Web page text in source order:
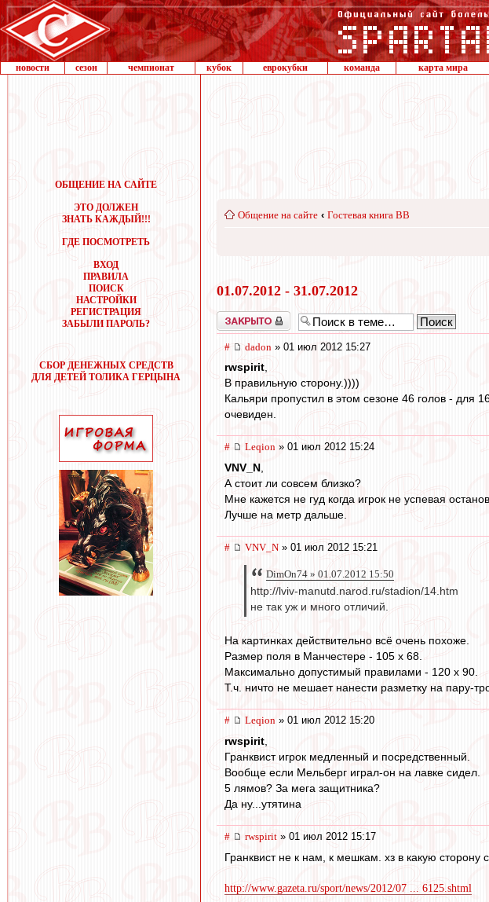
новости сезон чемпионат кубок еврокубки команда карта мира
ОБЩЕНИЕ НА САЙТЕ
ЭТО ДОЛЖЕН
ЗНАТЬ КАЖДЫЙ!!!
ГДЕ ПОСМОТРЕТЬ
ВХОД
ПРАВИЛА
ПОИСК
НАСТРОЙКИ
РЕГИСТРАЦИЯ
ЗАБЫЛИ ПАРОЛЬ?
СБОР ДЕНЕЖНЫХ СРЕДСТВ
ДЛЯ ДЕТЕЙ ТОЛИКА ГЕРЦЫНА
Общение на сайте ‹ Гостевая книга ВВ
01.07.2012 - 31.07.2012
Закрыто
# dadon » 01 июл 2012 15:27
rwspirit,
В правильную сторону.))))
Кальяри пропустил в этом сезоне 46 голов - для
очевиден.
# Leqion » 01 июл 2012 15:24
VNV_N
А стоит ли совсем близко?
Мне кажется не гуд когда игрок не успевая
Лучше на метр дальше.
# VNV_N » 01 июл 2012 15:21
DimOn74 » 01.07.2012 15:50
http://lviv-manutd.narod.ru/stadion/14.htm
не так уж и много отличий.
На картинках действительно всё очень похоже.
Размер поля в Манчестере - 105 x 68.
Максимально допустимый правилами - 120 х 90.
Т.ч. ничто не мешает нанести разметку на пару-
# Leqion » 01 июл 2012 15:20
rwspirit
Гранквист игрок медленный и посредственный.
Вообще если Мельберг играл-он на лавке сидел.
5 лямов? За мега защитника?
Да ну...утятина
# rwspirit » 01 июл 2012 15:17
Гранквист не к нам, к мешкам. хз в какую сторону
http://www.gazeta.ru/sport/news/2012/07 ... 6125.shtml